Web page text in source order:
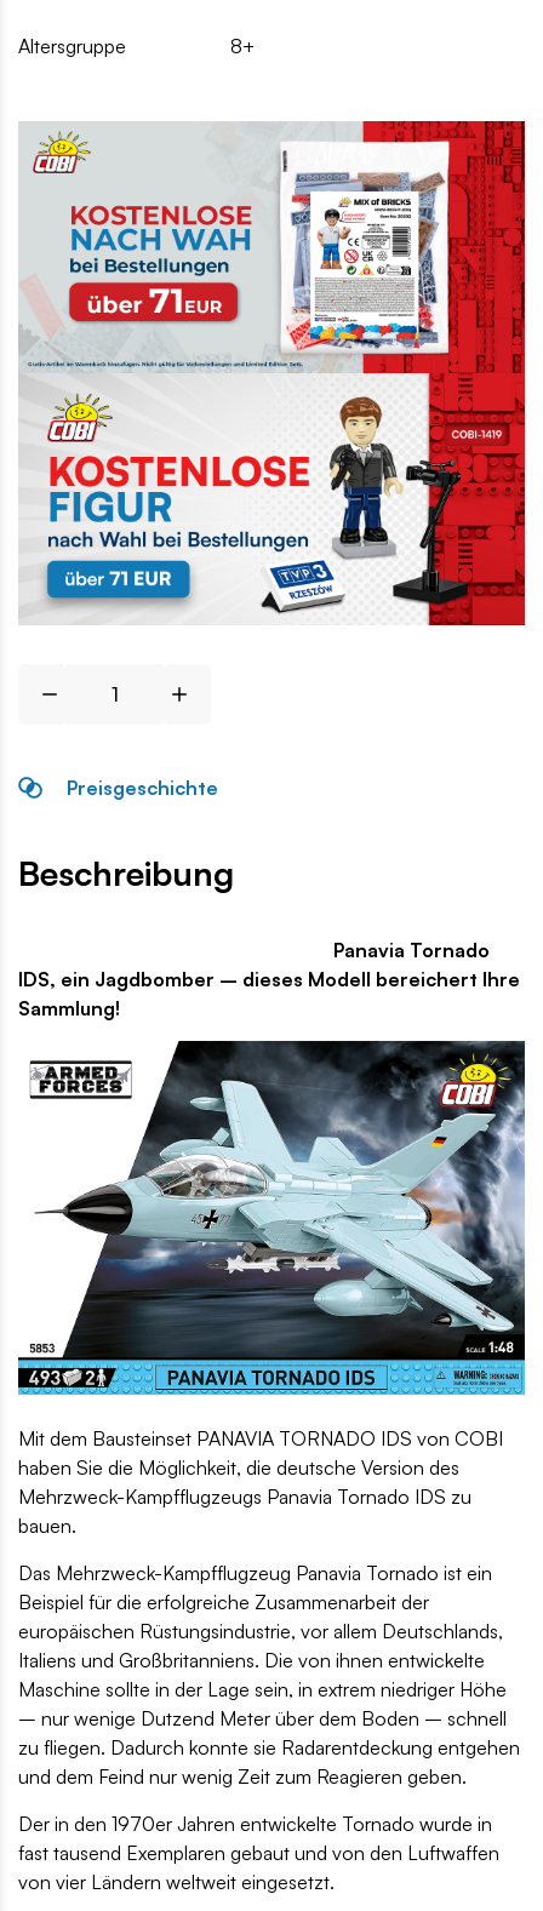
Altersgruppe 8+
Preisgeschichte
Beschreibung
Panavia Tornado
IDS, ein Jagdbomber – dieses Modell bereichert Ihre
Sammlung!
Mit dem Bausteinset PANAVIA TORNADO IDS von COBI
haben Sie die Möglichkeit, die deutsche Version des
Mehrzweck-Kampfflugzeugs Panavia Tornado IDS zu
bauen.
Das Mehrzweck-Kampfflugzeug Panavia Tornado ist ein
Beispiel für die erfolgreiche Zusammenarbeit der
europäischen Rüstungsindustrie, vor allem Deutschlands,
Italiens und Großbritanniens. Die von ihnen entwickelte
Maschine sollte in der Lage sein, in extrem niedriger Höhe
– nur wenige Dutzend Meter über dem Boden – schnell
zu fliegen. Dadurch konnte sie Radarentdeckung entgehen
und dem Feind nur wenig Zeit zum Reagieren geben.
Der in den 1970er Jahren entwickelte Tornado wurde in
fast tausend Exemplaren gebaut und von den Luftwaffen
von vier Ländern weltweit eingesetzt.